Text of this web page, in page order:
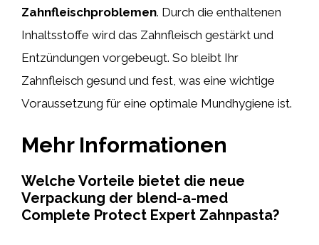
Zahnfleischproblemen. Durch die enthaltenen
Inhaltsstoffe wird das Zahnfleisch gestärkt und
Entzündungen vorgebeugt. So bleibt Ihr
Zahnfleisch gesund und fest, was eine wichtige
Voraussetzung für eine optimale Mundhygiene ist.
Mehr Informationen
Welche Vorteile bietet die neue
Verpackung der blend-a-med
Complete Protect Expert Zahnpasta?